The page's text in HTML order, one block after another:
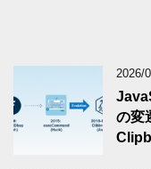
2026/
の変